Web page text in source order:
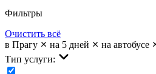
Фильтры
Очистить всё
в Прагу
на 5 дней на автобусе
Тип услуги: